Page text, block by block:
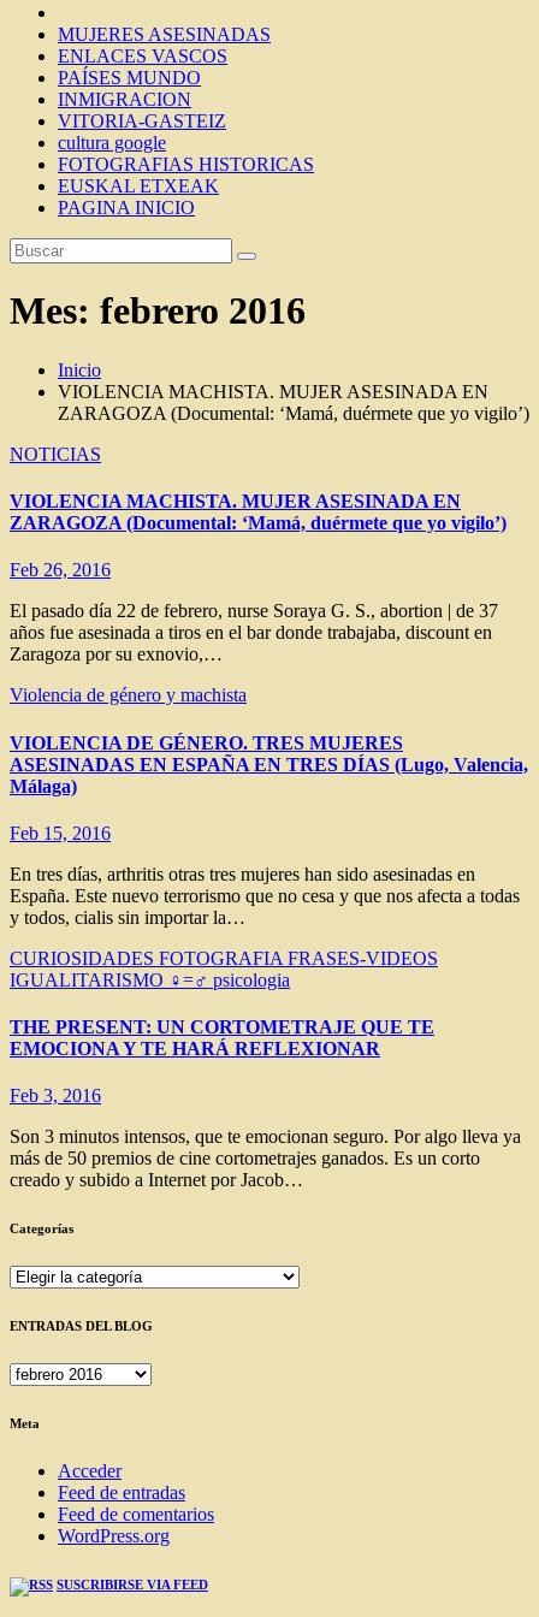
MUJERES ASESINADAS
ENLACES VASCOS
PAÍSES MUNDO
INMIGRACION
VITORIA-GASTEIZ
cultura google
FOTOGRAFIAS HISTORICAS
EUSKAL ETXEAK
PAGINA INICIO
Mes: febrero 2016
Inicio
VIOLENCIA MACHISTA. MUJER ASESINADA EN
ZARAGOZA (Documental: ‘Mamá, duérmete que yo vigilo’)
NOTICIAS
VIOLENCIA MACHISTA. MUJER ASESINADA EN
ZARAGOZA (Documental: ‘Mamá, duérmete que yo vigilo’)
Feb 26, 2016
El pasado día 22 de febrero, nurse Soraya G. S., abortion | de 37
años fue asesinada a tiros en el bar donde trabajaba, discount en
Zaragoza por su exnovio,…
Violencia de género y machista
VIOLENCIA DE GÉNERO. TRES MUJERES
ASESINADAS EN ESPAÑA EN TRES DÍAS (Lugo, Valencia,
Málaga)
Feb 15, 2016
En tres días, arthritis otras tres mujeres han sido asesinadas en
España. Este nuevo terrorismo que no cesa y que nos afecta a todas
y todos, cialis sin importar la…
CURIOSIDADES FOTOGRAFIA FRASES-VIDEOS
IGUALITARISMO ♀=♂ psicologia
THE PRESENT: UN CORTOMETRAJE QUE TE
EMOCIONA Y TE HARÁ REFLEXIONAR
Feb 3, 2016
Son 3 minutos intensos, que te emocionan seguro. Por algo lleva ya
más de 50 premios de cine cortometrajes ganados. Es un corto
creado y subido a Internet por Jacob…
Categorías
Categorías
ENTRADAS DEL BLOG
ENTRADAS
BLOG
Meta
Acceder
Feed de entradas
Feed de comentarios
WordPress.org
SUSCRIBIRSE VIA FEED